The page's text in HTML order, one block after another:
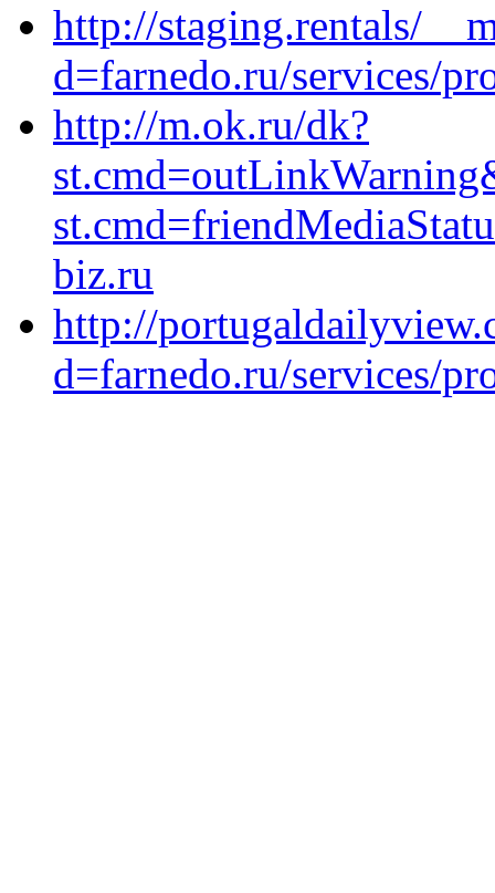
http://staging.rentals/
d=farnedo.ru/services/
http://m.ok.ru/dk?
biz.ru
http://
d=farnedo.ru/services/